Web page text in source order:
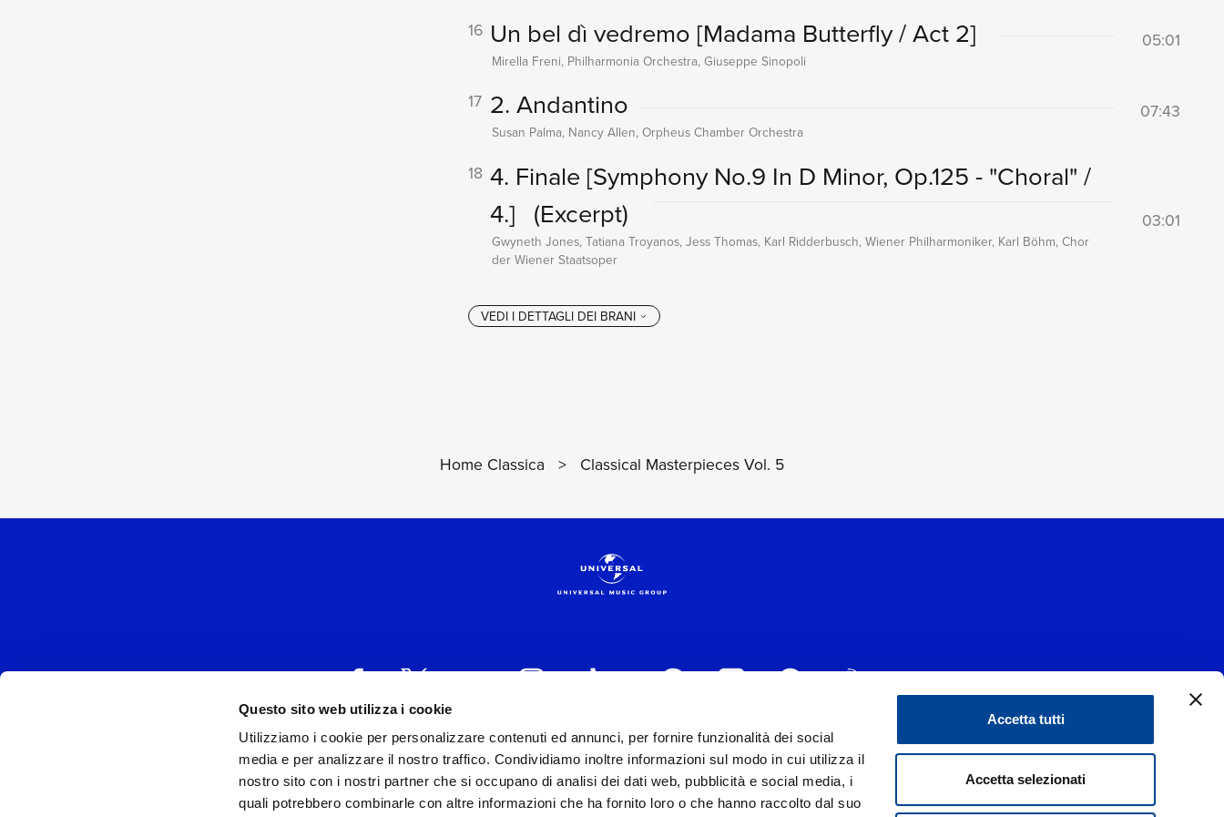
Questo sito web utilizza i cookie
Utilizziamo i cookie per personalizzare contenuti ed annunci, per fornire funzionalità dei social
media e per analizzare il nostro traffico. Condividiamo inoltre informazioni sul modo in cui utilizza il
nostro sito con i nostri partner che si occupano di analisi dei dati web, pubblicità e social media, i
quali potrebbero combinarle con altre informazioni che ha fornito loro o che hanno raccolto dal suo
Accetta tutti
Accetta selezionati
16 Un bel dì vedremo [Madama Butterfly / Act 2] 05:01
Mirella Freni, Philharmonia Orchestra, Giuseppe Sinopoli
17 2. Andantino 07:43
Susan Palma, Nancy Allen, Orpheus Chamber Orchestra
18 4. Finale[Symphony No.9 In D Minor, Op.125 - "Choral" /
4.] (Excerpt) 03:01
Gwyneth Jones, Tatiana Troyanos, Jess Thomas, Karl Ridderbusch, Wiener Philharmoniker, Karl Böhm, Chor
der Wiener Staatsoper
Home Classica > Classical Masterpieces Vol. 5
UNIVERSAL MUSIC ITALIA s.r.l. (Società con unico socio) | Via Nervesa, 21 - 20139 Milano
P.IVA IT03802730154 Iscritta al REA di Milano con il numero 966135 in data 29/06/1977
Capitale sociale Euro 2.000.000 interamente versato.